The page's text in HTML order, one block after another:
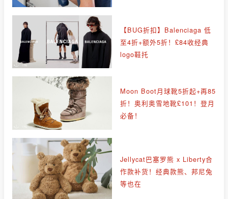
【BUG折扣】Balenciaga 低
至4折+额外5折！£84收经典
logo鞋托
Moon Boot月球靴5折起+再85
折！奥利奥雪地靴£101！登月
必备！
Jellycat巴塞罗熊 x Liberty合
作款补货！经典款熊、邦尼兔
等也在